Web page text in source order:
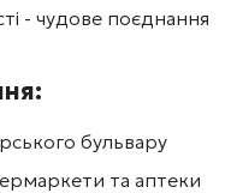
- чудове поєднання
бульвару
та аптеки